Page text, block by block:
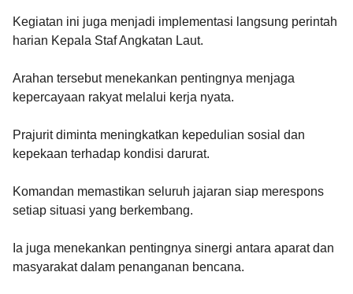
Kegiatan ini juga menjadi implementasi langsung perintah
harian Kepala Staf Angkatan Laut.
Arahan tersebut menekankan pentingnya menjaga
kepercayaan rakyat melalui kerja nyata.
Prajurit diminta meningkatkan kepedulian sosial dan
kepekaan terhadap kondisi darurat.
Komandan memastikan seluruh jajaran siap merespons
setiap situasi yang berkembang.
Ia juga menekankan pentingnya sinergi antara aparat dan
masyarakat dalam penanganan bencana.